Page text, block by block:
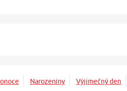
Narozeniny
Výjimečný den